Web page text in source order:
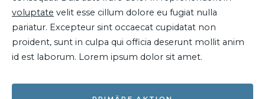
voluptate velit esse cillum dolore eu fugiat nulla
pariatur. Excepteur sint occaecat cupidatat non
proident, sunt in culpa qui officia deserunt mollit anim
id est laborum. Lorem ipsum dolor sit amet.